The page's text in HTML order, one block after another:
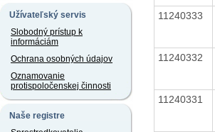
Užívateľský servis
Slobodný prístup k
informáciám
Ochrana osobných údajov
Oznamovanie
protispoločenskej činnosti
Naše registre
11240333
11240332
11240331